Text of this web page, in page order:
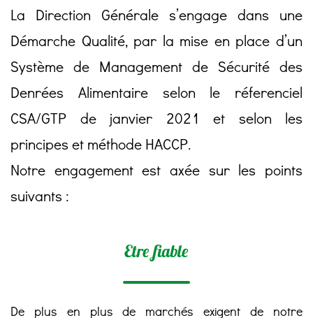
La Direction Générale s’engage dans une
Démarche Qualité, par la mise en place d’un
Système de Management de Sécurité des
Denrées Alimentaire selon le réferenciel
CSA/GTP de janvier 2021 et selon les
principes et méthode HACCP.
Notre engagement est axée sur les points
suivants :
Etre fiable
De plus en plus de marchés exigent de notre